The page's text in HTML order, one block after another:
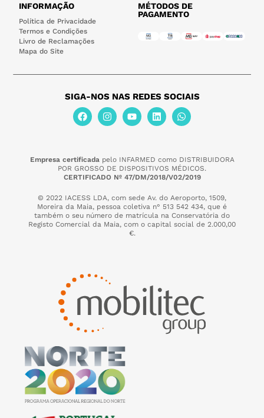
INFORMAÇÃO
Política de Privacidade
Termos e Condições
Livro de Reclamações
Mapa do Site
MÉTODOS DE
PAGAMENTO
SIGA-NOS NAS REDES SOCIAIS
Empresa certificadapelo INFARMED como DISTRIBUIDORA
POR GROSSO DE DISPOSITIVOS MÉDICOS.
CERTIFICADO Nº 47/DM/2018/V02/2019
© 2022 IACESS LDA, com sede Av. do Aeroporto, 1509,
Moreira da Maia, pessoa coletiva n° 513 542 434, que é
também o seu número de matrícula na Conservatória do
Registo Comercial da Maia, com o capital social de 2.000,00
€.